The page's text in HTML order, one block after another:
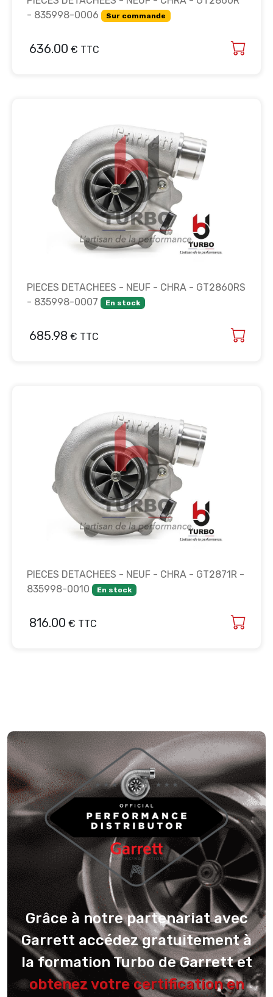
- 835998-0006
Sur commande
636.00 € TTC
PIECES DETACHEES - NEUF - CHRA - GT2860RS
- 835998-0007
En stock
685.98 € TTC
PIECES DETACHEES - NEUF - CHRA - GT2871R -
835998-0010
En stock
816.00 € TTC
Grâce à notre partenariat avec
Garrett accédez gratuitement à
la formation Turbo de Garrett et
obtenez votre certification en